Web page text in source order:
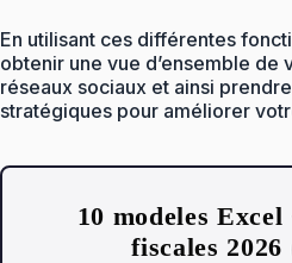
En utilisant ces différentes
obtenir une vue d’ensemble de
réseaux sociaux et ainsi
stratégiques pour améliorer
10 modeles
fiscales